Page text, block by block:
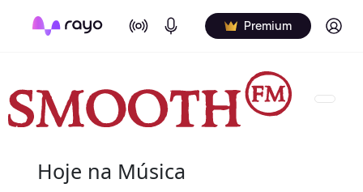
On Air Podcasts Premium Log in
Hoje na Música